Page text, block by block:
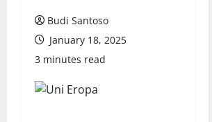
Budi Santoso
January 18, 2025
3 minutes read